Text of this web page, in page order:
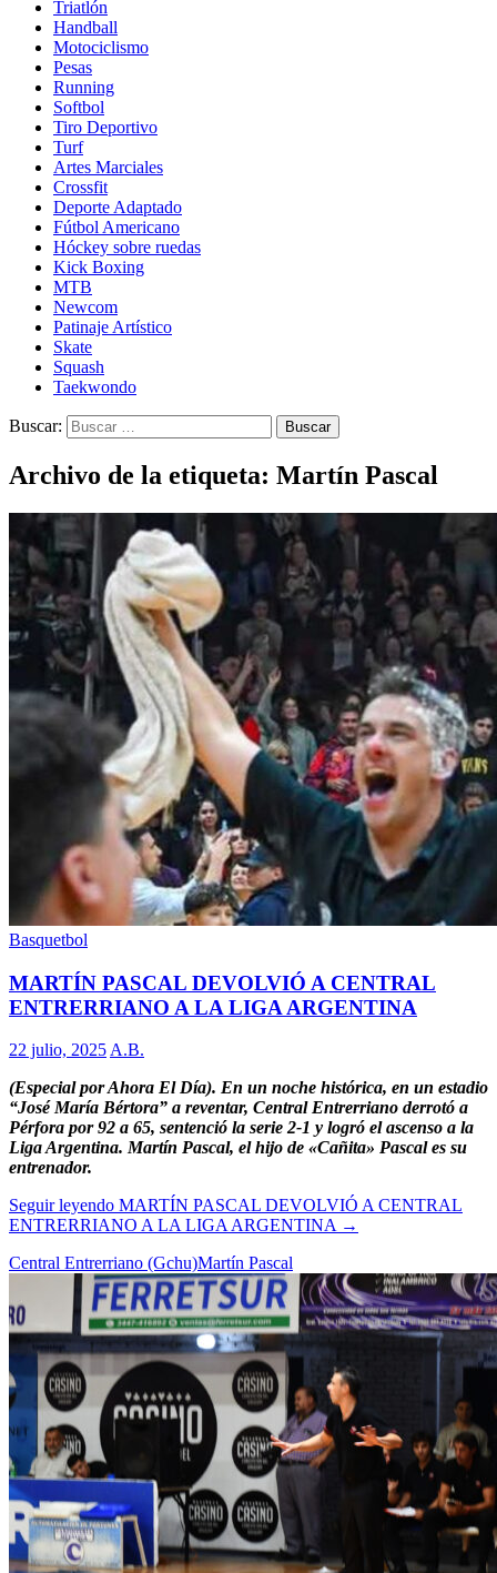
Triatlón
Handball
Motociclismo
Pesas
Running
Softbol
Tiro Deportivo
Turf
Artes Marciales
Crossfit
Deporte Adaptado
Fútbol Americano
Hóckey sobre ruedas
Kick Boxing
MTB
Newcom
Patinaje Artístico
Skate
Squash
Taekwondo
Buscar:
Archivo de la etiqueta: Martín Pascal
Basquetbol
MARTÍN PASCAL DEVOLVIÓ A CENTRAL
ENTRERRIANO A LA LIGA ARGENTINA
22 julio, 2025 A.B.
(Especial por Ahora El Día). En un noche histórica, en un estadio
“José María Bértora” a reventar, Central Entrerriano derrotó a
Pérfora por 92 a 65, sentenció la serie 2-1 y logró el ascenso a la
Liga Argentina. Martín Pascal, el hijo de «Cañita» Pascal es su
entrenador.
Seguir leyendo MARTÍN PASCAL DEVOLVIÓ A CENTRAL
ENTRERRIANO A LA LIGA ARGENTINA →
Central Entrerriano (Gchu)Martín Pascal